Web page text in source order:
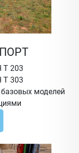
Т 203
Т 303
моделей